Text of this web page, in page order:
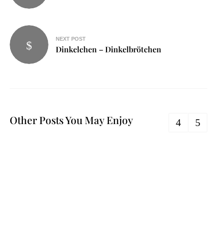
NEXT POST
Dinkelchen – Dinkelbrötchen
Other Posts You May Enjoy